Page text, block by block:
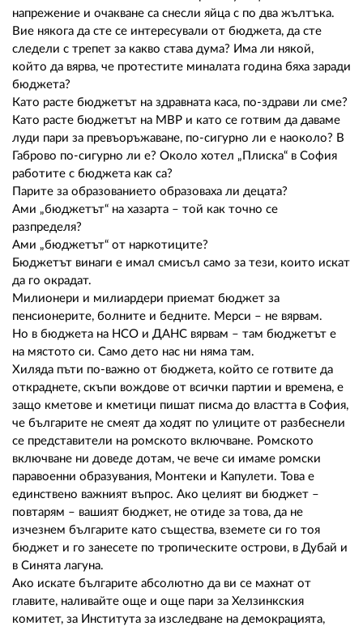
напрежение и очакване са снесли яйца с по два жълтъка.
Вие някога да сте се интересували от бюджета, да сте
следели с трепет за какво става дума? Има ли някой,
който да вярва, че протестите миналата година бяха заради
бюджета?
Като расте бюджетът на здравната каса, по-здрави ли сме?
Като расте бюджетът на МВР и като се готвим да даваме
луди пари за превъоръжаване, по-сигурно ли е наоколо? В
Габрово по-сигурно ли е? Около хотел „Плиска“ в София
работите с бюджета как са?
Парите за образованието образоваха ли децата?
Ами „бюджетът“ на хазарта – той как точно се
разпределя?
Ами „бюджетът“ от наркотиците?
Бюджетът винаги е имал смисъл само за тези, които искат
да го окрадат.
Милионери и милиардери приемат бюджет за
пенсионерите, болните и бедните. Мерси – не вярвам.
Но в бюджета на НСО и ДАНС вярвам – там бюджетът е
на мястото си. Само дето нас ни няма там.
Хиляда пъти по-важно от бюджета, който се готвите да
откраднете, скъпи вождове от всички партии и времена, е
защо кметове и кметици пишат писма до властта в София,
че българите не смеят да ходят по улиците от разбеснели
се представители на ромското включване. Ромското
включване ни доведе дотам, че вече си имаме ромски
паравоенни образувания, Монтеки и Капулети. Това е
единствено важният въпрос. Ако целият ви бюджет –
повтарям – вашият бюджет, не отиде за това, да не
изчезнем българите като същества, вземете си го тоя
бюджет и го занесете по тропическите острови, в Дубай и
в Синята лагуна.
Ако искате българите абсолютно да ви се махнат от
главите, наливайте още и още пари за Хелзинкския
комитет, за Института за изследване на демокрацията,
ПОЛИТИКА ЗА БИСКВИТКИТЕ
ПОЛИТИКАТА ЗА
ПОВЕРИТЕЛНОСТ
02 975 20 35